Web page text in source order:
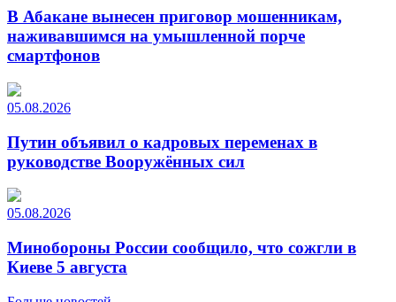
В Абакане вынесен приговор мошенникам,
наживавшимся на умышленной порче
смартфонов
05.08.2026
Путин объявил о кадровых переменах в
руководстве Вооружённых сил
05.08.2026
Минобороны России сообщило, что сожгли в
Киеве 5 августа